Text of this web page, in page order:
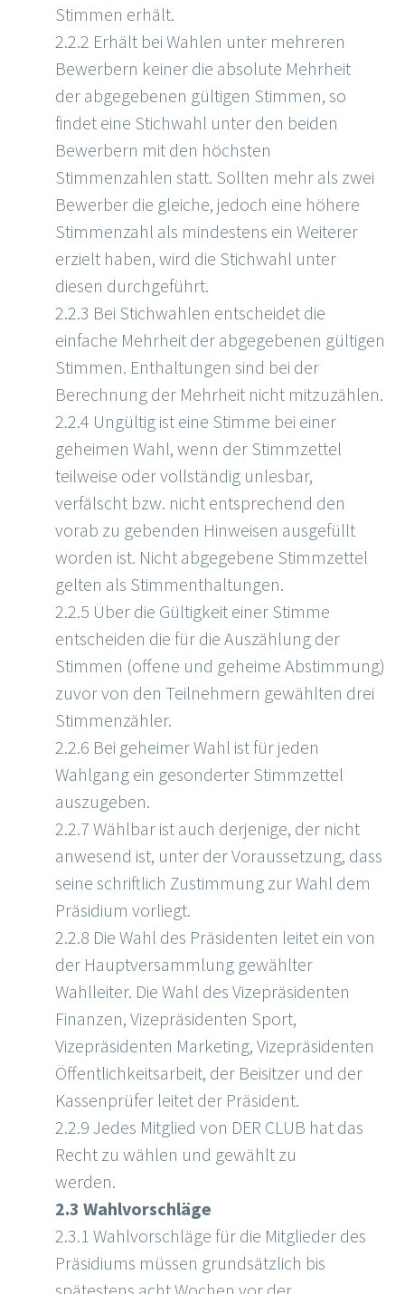
Stimmen erhält.
2.2.2 Erhält bei Wahlen unter mehreren
Bewerbern keiner die absolute Mehrheit
der abgegebenen gültigen Stimmen, so
findet eine Stichwahl unter den beiden
Bewerbern mit den höchsten
Stimmenzahlen statt. Sollten mehr als zwei
Bewerber die gleiche, jedoch eine höhere
Stimmenzahl als mindestens ein Weiterer
erzielt haben, wird die Stichwahl unter
diesen durchgeführt.
2.2.3 Bei Stichwahlen entscheidet die
einfache Mehrheit der abgegebenen gültigen
Stimmen. Enthaltungen sind bei der
Berechnung der Mehrheit nicht mitzuzählen.
2.2.4 Ungültig ist eine Stimme bei einer
geheimen Wahl, wenn der Stimmzettel
teilweise oder vollständig unlesbar,
verfälscht bzw. nicht entsprechend den
vorab zu gebenden Hinweisen ausgefüllt
worden ist. Nicht abgegebene Stimmzettel
gelten als Stimmenthaltungen.
2.2.5 Über die Gültigkeit einer Stimme
entscheiden die für die Auszählung der
Stimmen (offene und geheime Abstimmung)
zuvor von den Teilnehmern gewählten drei
Stimmenzähler.
2.2.6 Bei geheimer Wahl ist für jeden
Wahlgang ein gesonderter Stimmzettel
auszugeben.
2.2.7 Wählbar ist auch derjenige, der nicht
anwesend ist, unter der Voraussetzung, dass
seine schriftlich Zustimmung zur Wahl dem
Präsidium vorliegt.
2.2.8 Die Wahl des Präsidenten leitet ein von
der Hauptversammlung gewählter
Wahlleiter. Die Wahl des Vizepräsidenten
Finanzen, Vizepräsidenten Sport,
Vizepräsidenten Marketing, Vizepräsidenten
Öffentlichkeitsarbeit, der Beisitzer und der
Kassenprüfer leitet der Präsident.
2.2.9 Jedes Mitglied von DER CLUB hat das
Recht zu wählen und gewählt zu
werden.
2.3 Wahlvorschläge
2.3.1 Wahlvorschläge für die Mitglieder des
Präsidiums müssen grundsätzlich bis